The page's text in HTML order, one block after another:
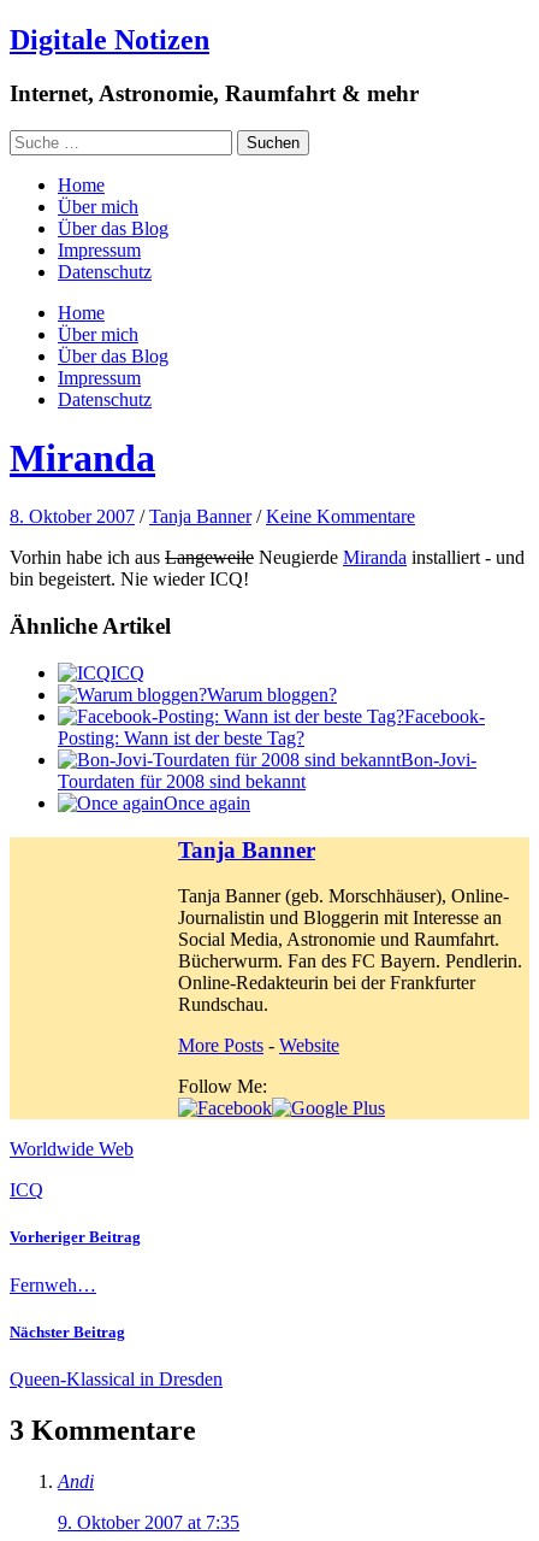
Digitale Notizen
Internet, Astronomie, Raumfahrt & mehr
Home
Über mich
Über das Blog
Impressum
Datenschutz
Home
Über mich
Über das Blog
Impressum
Datenschutz
Miranda
8. Oktober 2007 /Tanja Banner /Keine Kommentare
Vorhin habe ich aus Langeweile Neugierde Miranda installiert - und
bin begeistert. Nie wieder ICQ!
Ähnliche Artikel
ICQ
Warum bloggen?
Facebook-
Posting: Wann ist der beste Tag?
Bon-Jovi-
Tourdaten für 2008 sind bekannt
Once again
Tanja Banner
Tanja Banner (geb. Morschhäuser), Online-
Journalistin und Bloggerin mit Interesse an
Social Media, Astronomie und Raumfahrt.
Bücherwurm. Fan des FC Bayern. Pendlerin.
Online-Redakteurin bei der Frankfurter
Rundschau.
More Posts - Website
Follow Me:
Worldwide Web
ICQ
Vorheriger Beitrag
Fernweh…
Nächster Beitrag
Queen-Klassical in Dresden
3 Kommentare
Andi
9. Oktober 2007 at 7:35